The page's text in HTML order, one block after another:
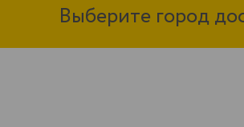
Выберите город